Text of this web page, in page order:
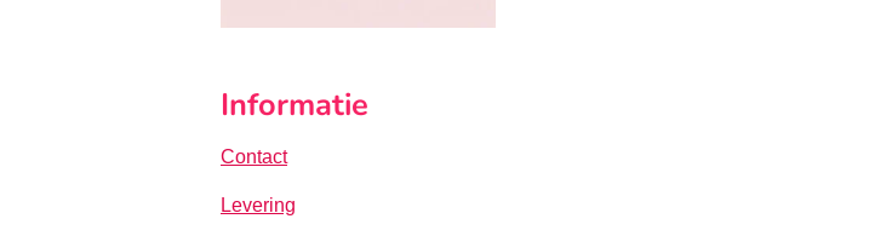
Informatie
Contact
Levering